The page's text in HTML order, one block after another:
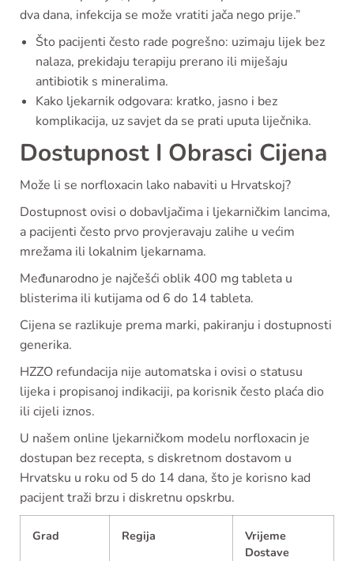
dva dana, infekcija se može vratiti jača nego prije.”
Što pacijenti često rade pogrešno: uzimaju lijek bez
nalaza, prekidaju terapiju prerano ili miješaju
antibiotik s mineralima.
Kako ljekarnik odgovara: kratko, jasno i bez
komplikacija, uz savjet da se prati uputa liječnika.
Dostupnost I Obrasci Cijena
Može li se norfloxacin lako nabaviti u Hrvatskoj?
Dostupnost ovisi o dobavljačima i ljekarničkim lancima,
a pacijenti često prvo provjeravaju zalihe u većim
mrežama ili lokalnim ljekarnama.
Međunarodno je najčešći oblik 400 mg tableta u
blisterima ili kutijama od 6 do 14 tableta.
Cijena se razlikuje prema marki, pakiranju i dostupnosti
generika.
HZZO refundacija nije automatska i ovisi o statusu
lijeka i propisanoj indikaciji, pa korisnik često plaća dio
ili cijeli iznos.
U našem online ljekarničkom modelu norfloxacin je
dostupan bez recepta, s diskretnom dostavom u
Hrvatsku u roku od 5 do 14 dana, što je korisno kad
pacijent traži brzu i diskretnu opskrbu.
Grad Regija
Vrijeme
Dostave